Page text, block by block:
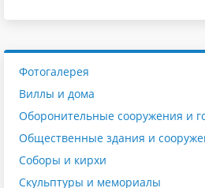
Фотогалерея
Виллы и дома
Оборонительные сооружения и
Общественные здания и
Соборы и кирхи
Скульптуры и мемориалы